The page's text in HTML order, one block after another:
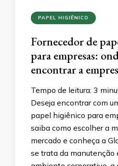
PAPEL HIGIÊNICO
Fornecedor de
para empresas:
encontrar a
Tempo de leitura: 3
Deseja encontrar com
papel higiênico para
saiba como escolher a
mercado e conheça a
se trata da manutenção